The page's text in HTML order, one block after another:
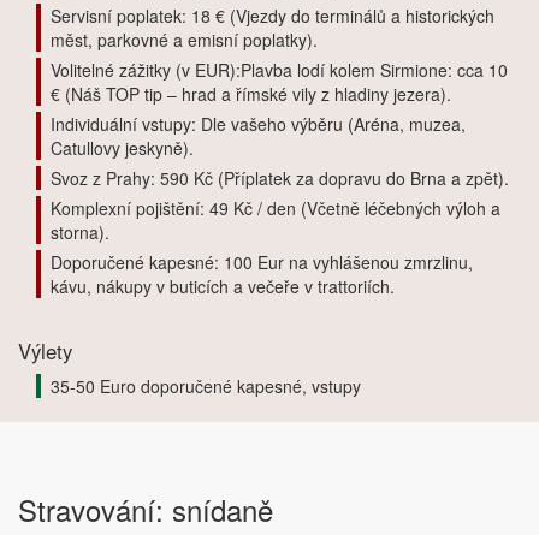
Servisní poplatek: 18 € (Vjezdy do terminálů a historických
měst, parkovné a emisní poplatky).
Volitelné zážitky (v EUR):Plavba lodí kolem Sirmione: cca 10
€ (Náš TOP tip – hrad a římské vily z hladiny jezera).
Individuální vstupy: Dle vašeho výběru (Aréna, muzea,
Catullovy jeskyně).
Svoz z Prahy: 590 Kč (Příplatek za dopravu do Brna a zpět).
Komplexní pojištění: 49 Kč / den (Včetně léčebných výloh a
storna).
Doporučené kapesné: 100 Eur na vyhlášenou zmrzlinu,
kávu, nákupy v buticích a večeře v trattoriích.
Výlety
35-50 Euro doporučené kapesné, vstupy
Stravování: snídaně